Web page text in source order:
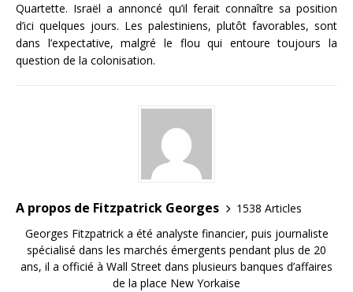
Quartette. Israël a annoncé qu’il ferait connaître sa position
d’ici quelques jours. Les palestiniens, plutôt favorables, sont
dans l’expectative, malgré le flou qui entoure toujours la
question de la colonisation.
A propos de Fitzpatrick Georges
1538 Articles
Georges Fitzpatrick a été analyste financier, puis journaliste
spécialisé dans les marchés émergents pendant plus de 20
ans, il a officié à Wall Street dans plusieurs banques d’affaires
de la place New Yorkaise